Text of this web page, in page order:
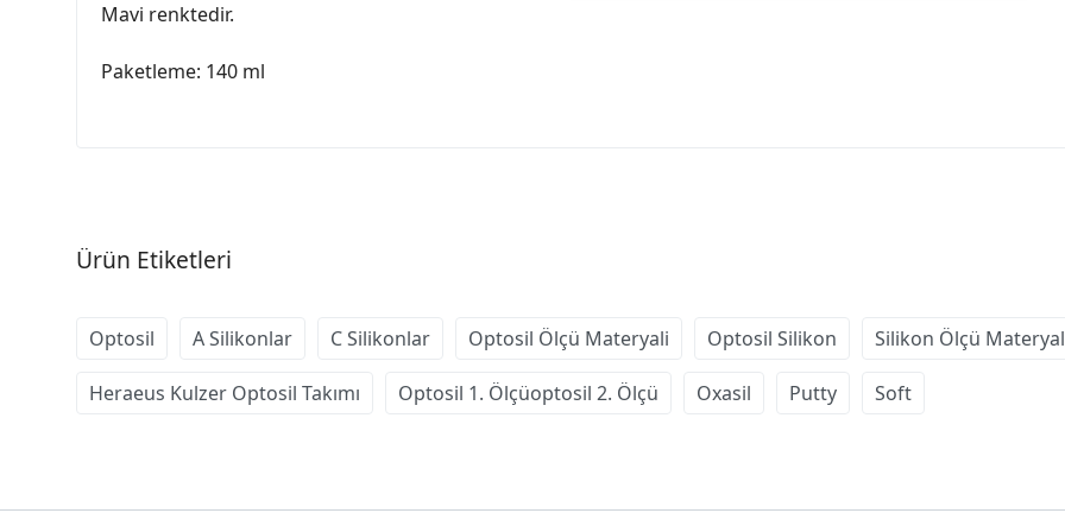
Mavi renktedir.
Paketleme: 140 ml
Ürün Etiketleri
Optosil A Silikonlar C Silikonlar Optosil Ölçü Materyali Optosil Silikon Silikon Ölçü
Heraeus Kulzer Optosil Takımı Optosil 1. Ölçüoptosil 2. Ölçü Oxasil Putty Soft